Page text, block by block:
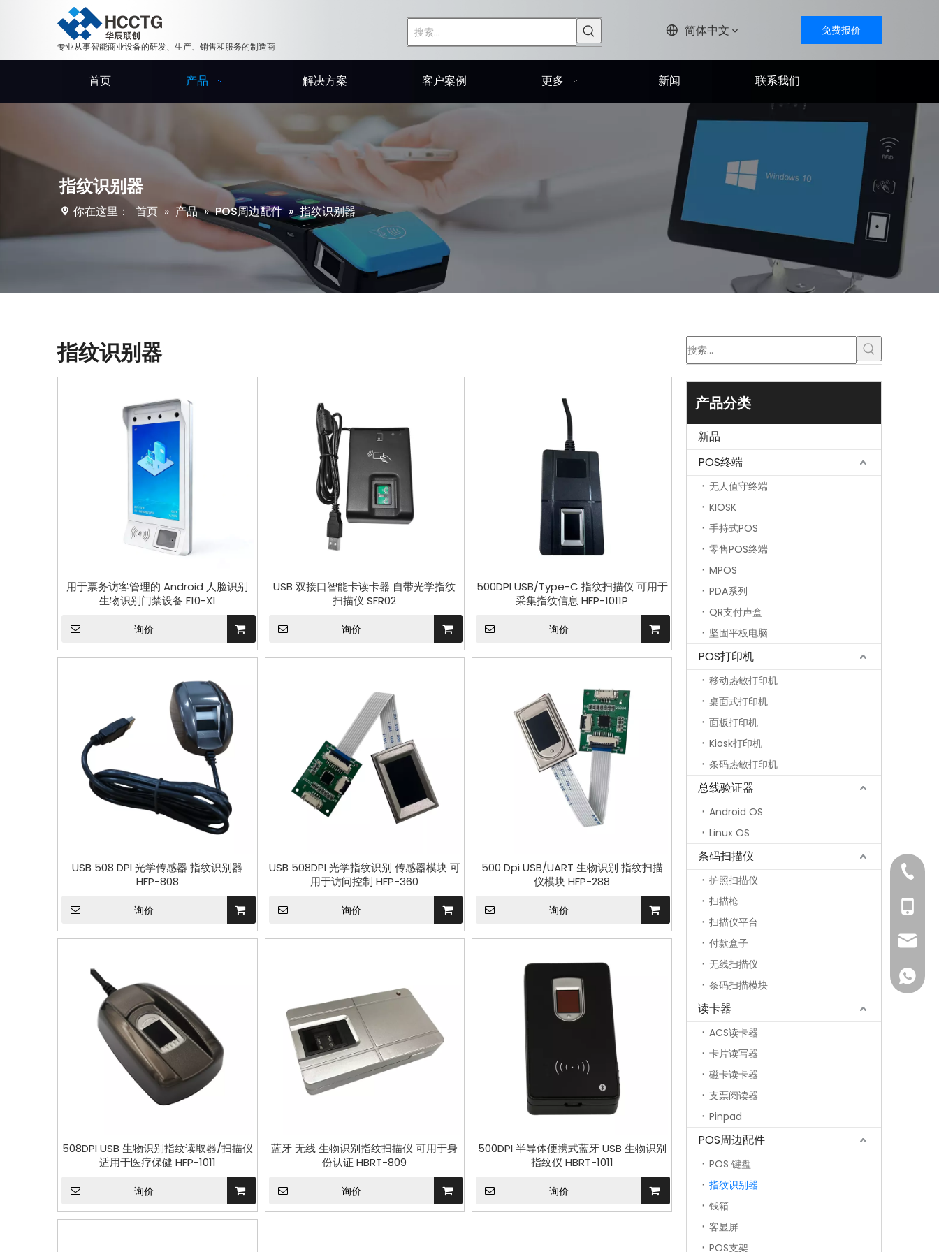
专业从事智能商业设备的研发、生产、销售和服务的制造商
简体中文 免费报价
首页 产品 解决方案 客户案例 更多 新闻 联系我们
指纹识别器
你在这里： 首页 » 产品 » POS周边配件 » 指纹识别器
指纹识别器
用于票务访客管理的 Android 人脸识别
生物识别门禁设备 F10-X1
询价
USB 双接口智能卡读卡器 自带光学指纹
扫描仪 SFR02
询价
500DPI USB/Type-C 指纹扫描仪 可用于
采集指纹信息 HFP-1011P
询价
USB 508 DPI 光学传感器 指纹识别器
HFP-808
询价
USB 508DPI 光学指纹识别 传感器模块 可
用于访问控制 HFP-360
询价
500 Dpi USB/UART 生物识别 指纹扫描
仪模块 HFP-288
询价
508DPI USB 生物识别指纹读取器/扫描仪
适用于医疗保健 HFP-1011
询价
蓝牙 无线 生物识别指纹扫描仪 可用于身
份认证 HBRT-809
询价
500DPI 半导体便携式蓝牙 USB 生物识别
指纹仪 HBRT-1011
询价
产品分类
新品
POS终端
无人值守终端
KIOSK
手持式POS
零售POS终端
MPOS
PDA系列
QR支付声盒
坚固平板电脑
POS打印机
移动热敏打印机
桌面式打印机
面板打印机
Kiosk打印机
条码热敏打印机
总线验证器
Android OS
Linux OS
条码扫描仪
护照扫描仪
扫描枪
扫描仪平台
付款盒子
无线扫描仪
条码扫描模块
读卡器
ACS读卡器
卡片读写器
磁卡读卡器
支票阅读器
Pinpad
POS周边配件
POS 键盘
指纹识别器
钱箱
客显屏
POS支架
0755-